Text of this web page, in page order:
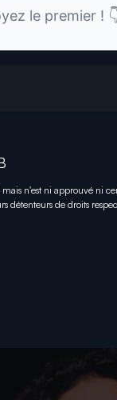
le premier !
n'est ni approuvé ni
détenteurs de droits